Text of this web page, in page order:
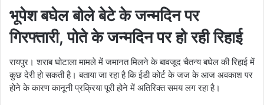
भूपेश बघेल बोले बेटे के जन्मदिन पर
गिरफ्तारी, पोते के जन्मदिन पर हो रही रिहाई
रायपुर। शराब घोटाला मामले में जमानत मिलने के बावजूद चैतन्य बघेल की रिहाई में
कुछ देरी हो सकती है। बताया जा रहा है कि ईडी कोर्ट के जज के आज अवकाश पर
होने के कारण कानूनी प्रक्रिया पूरी होने में अतिरिक्त समय लग रहा है।